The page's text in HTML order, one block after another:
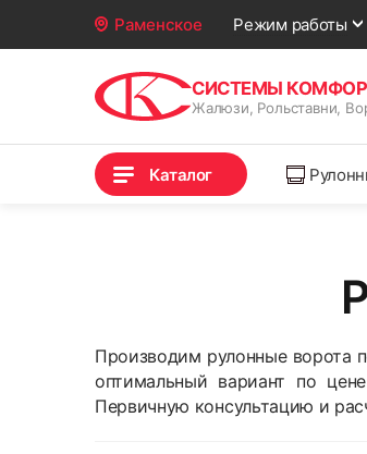
Раменское Режим работы
СИСТЕМЫ
Жалюзи, Рольставни,
Каталог
Производим рулонные ворота
оптимальный вариант по
Первичную консультацию и